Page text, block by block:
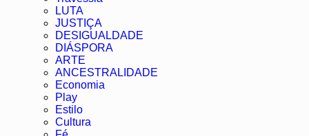
LUTA
JUSTIÇA
DESIGUALDADE
DIÁSPORA
ARTE
ANCESTRALIDADE
Economia
Play
Estilo
Cultura